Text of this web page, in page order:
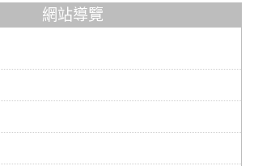
網站導覽